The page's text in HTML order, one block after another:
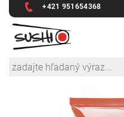
+421 951654368